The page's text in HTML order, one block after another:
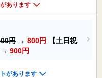
あります
円 → 800円
【土日祝
→ 900円
があります